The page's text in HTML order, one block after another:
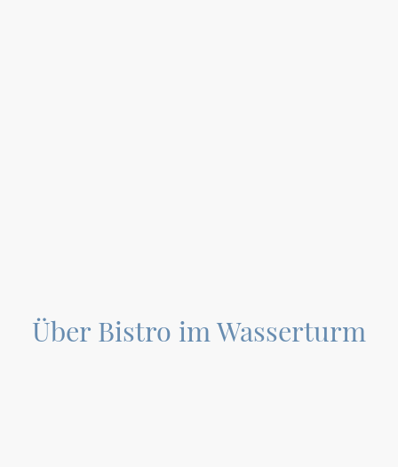
Über Bistro im Wasserturm